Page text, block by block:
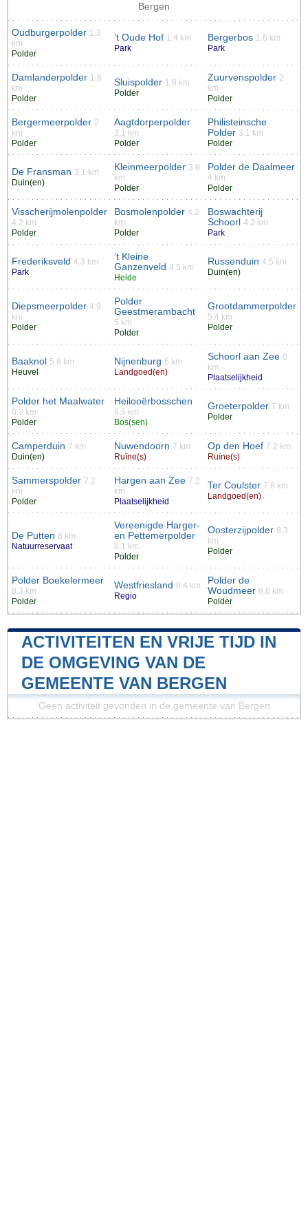
Bergen
Oudburgerpolder 1.3
km
Polder
’t Oude Hof 1.4 km
Park
Bergerbos 1.6 km
Park
Damlanderpolder 1.8
km
Polder
Sluispolder 1.8 km
Polder
Zuurvenspolder 2
km
Polder
Bergermeerpolder 2
km
Polder
Aagtdorperpolder
3.1 km
Polder
Philisteinsche
Polder 3.1 km
Polder
De Fransman 3.1 km
Duin(en)
Kleinmeerpolder 3.8
km
Polder
Polder de Daalmeer
4 km
Polder
Visscherijmolenpolder
4.2 km
Polder
Bosmolenpolder 4.2
km
Polder
Boswachterij
Schoorl 4.2 km
Park
Frederiksveld 4.3 km
Park
’t Kleine
Ganzenveld 4.5 km
Heide
Russenduin 4.5 km
Duin(en)
Diepsmeerpolder 4.9
km
Polder
Polder
Geestmerambacht
5 km
Polder
Grootdammerpolder
5.4 km
Polder
Baaknol
5.8 km
Heuvel
Nijnenburg 6 km
Landgoed(en)
Schoorl aan Zee 6
km
Plaatselijkheid
Polder het Maalwater
6.3 km
Polder
Heilooërbosschen
6.5 km
Bos(sen)
Groeterpolder 7 km
Polder
Camperduin 7 km
Duin(en)
Nuwendoorn 7 km
Ruïne(s)
Op den Hoef 7.2 km
Ruïne(s)
Sammerspolder 7.2
km
Polder
Hargen aan Zee 7.2
km
Plaatselijkheid
Ter Coulster 7.8 km
Landgoed(en)
De Putten 8 km
Natuurreservaat
Vereenigde Harger-
en Pettemerpolder
8.1 km
Polder
Oosterzijpolder 8.3
km
Polder
Polder Boekelermeer
8.3 km
Polder
Westfriesland 8.4 km
Regio
Polder de
Woudmeer 8.6 km
Polder
ACTIVITEITEN EN VRIJE TIJD IN
DE OMGEVING VAN DE
GEMEENTE VAN BERGEN
Geen activiteit gevonden in de gemeente van Bergen